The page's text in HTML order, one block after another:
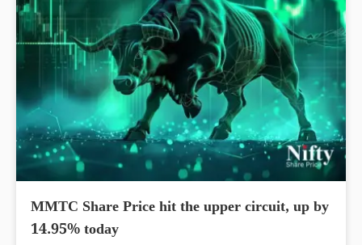
MMTC Share Price hit the upper circuit, up by
14.95% today